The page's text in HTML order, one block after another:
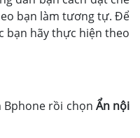
bạn làm tương tự. Để
bạn hãy thực hiện theo
Bphone rồi chọn Ẩn nội